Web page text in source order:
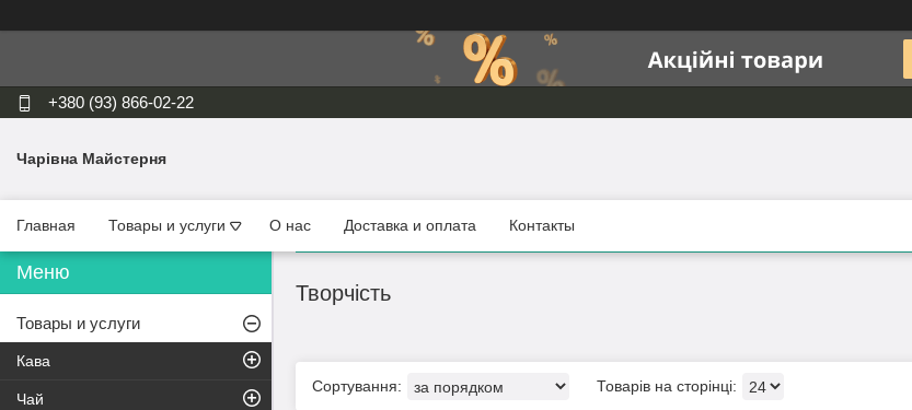
+380 (93) 866-02-22
Чарівна Майстерня
Главная Товары и услуги О нас Доставка и оплата Контакты
Творчість
Товары и услуги
Кава
Чай